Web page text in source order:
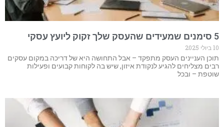
5 סימנים שמעידים שהעסק שלך זקוק ליועץ עסקי
10 ביולי 2025
תוכן העניינים העסק מתפקד – אבל התחושה היא של דריכה במקום עסקים
רבים מצליחים להגיע לנקודת איזון, שיש בה לקוחות קבועים ופעילות
שוטפת – ובכל